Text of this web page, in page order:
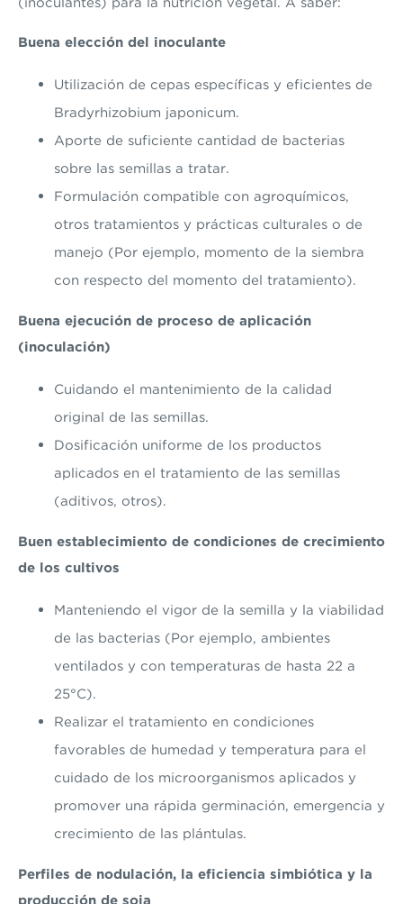
Buena elección del inoculante
Utilización de cepas específicas y eficientes de
Bradyrhizobium japonicum.
Aporte de suficiente cantidad de bacterias
sobre las semillas a tratar.
Formulación compatible con agroquímicos,
otros tratamientos y prácticas culturales o de
manejo (Por ejemplo, momento de la siembra
con respecto del momento del tratamiento).
Buena ejecución de proceso de aplicación
(inoculación)
Cuidando el mantenimiento de la calidad
original de las semillas.
Dosificación uniforme de los productos
aplicados en el tratamiento de las semillas
(aditivos, otros).
Buen establecimiento de condiciones de crecimiento
de los cultivos
Manteniendo el vigor de la semilla y la viabilidad
de las bacterias (Por ejemplo, ambientes
ventilados y con temperaturas de hasta 22 a
25°C).
Realizar el tratamiento en condiciones
favorables de humedad y temperatura para el
cuidado de los microorganismos aplicados y
promover una rápida germinación, emergencia y
crecimiento de las plántulas.
Perfiles de nodulación, la eficiencia simbiótica y la
producción de soja